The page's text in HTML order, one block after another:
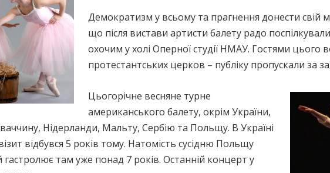
Демократизм у всьому та прагнення донести свій
що після вистави артисти балету радо
охочим у холі Оперної студії НМАУ. Гостями цього
протестантських церков – публіку пропускали за
Цьогорічне весняне турне
американського балету, окрім України,
Нідерланди, Мальту, Сербію та Польщу. В Україні
відбувся 5 років тому. Натомість сусідню Польщу
гастролює там уже понад 7 років. Останній концерт у